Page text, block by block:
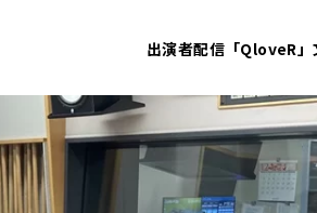
出演者配信「QloveR」